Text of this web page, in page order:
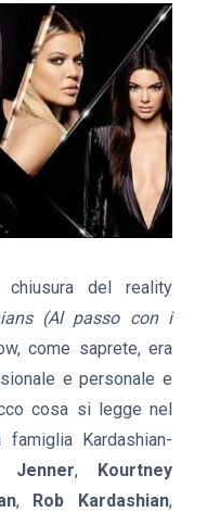
del reality
(Al passo con i
come saprete, era
e personale e
cosa si legge nel
Kardashian-
Jenner, Kourtney
, Rob Kardashian,